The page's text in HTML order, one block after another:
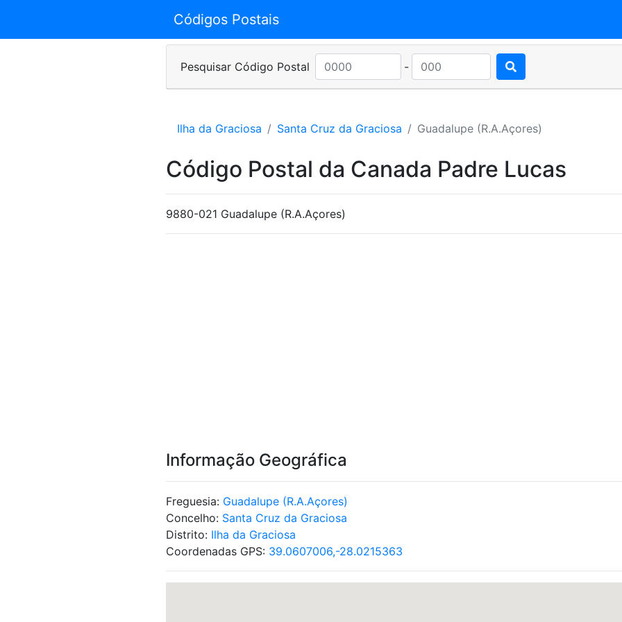
Códigos Postais
Pesquisar Código Postal -
Ilha da Graciosa Santa Cruz da Graciosa Guadalupe (R.A.Açores)
Código Postal da Canada Padre Lucas
9880-021 Guadalupe (R.A.Açores)
Informação Geográfica
Freguesia: Guadalupe (R.A.Açores)
Concelho: Santa Cruz da Graciosa
Distrito: Ilha da Graciosa
Coordenadas GPS: 39.0607006,-28.0215363